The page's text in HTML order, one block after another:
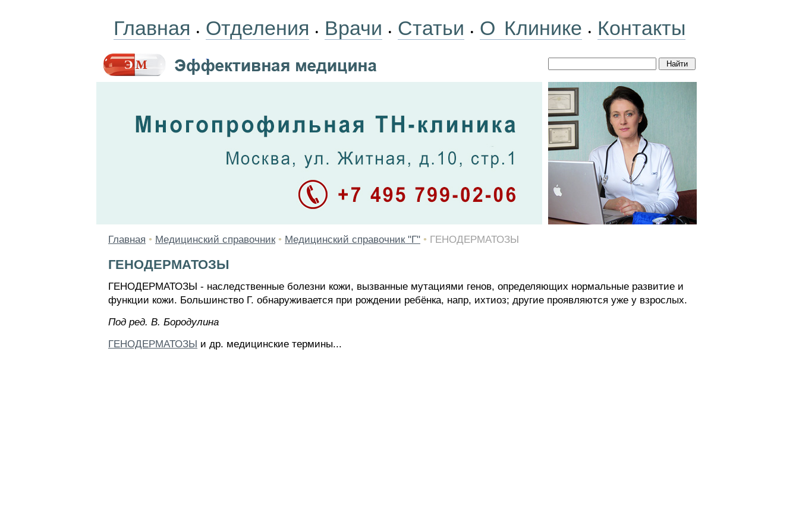
Главная • Отделения • Врачи • Статьи • О Клинике • Контакты
Главная • Медицинский справочник • Медицинский справочник "Г" • ГЕНОДЕРМАТОЗЫ
ГЕНОДЕРМАТОЗЫ
ГЕНОДЕРМАТОЗЫ - наследственные болезни кожи, вызванные мутациями генов, определяющих нормальные развитие и
функции кожи. Большинство Г. обнаруживается при рождении ребёнка, напр, ихтиоз; другие проявляются уже у взрослых.
Пoд peд. B. Бopoдyлинa
ГЕНОДЕРМАТОЗЫ и др. медицинские термины...